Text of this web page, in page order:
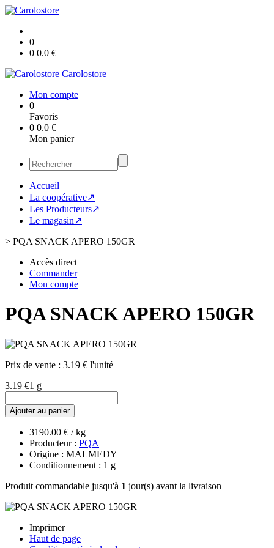
0
0 0.0 €
Carolostore
Mon compte
0
Favoris
0 0.0 €
Mon panier
Accueil
La coopérative↗
Les Producteurs↗
Le magasin↗
> PQA SNACK APERO 150GR
Accès direct
Commander
Mon compte
PQA SNACK APERO 150GR
Prix de vente : 3.19 € l'unité
3.19 €1 g
Ajouter au panier
3190.00 € / kg
Producteur : PQA
Origine : MALMEDY
Conditionnement : 1 g
Produit commandable jusqu'à 1 jour(s) avant la livraison
Imprimer
Haut de page